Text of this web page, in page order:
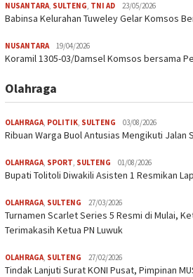
NUSANTARA, SULTENG, TNI AD 23/05/2026
Babinsa Kelurahan Tuweley Gelar Komsos
NUSANTARA 19/04/2026
Koramil 1305-03/Damsel Komsos bersama
Olahraga
OLAHRAGA POLITIK SULTENG 03/08/2026
Ribuan Warga Buol Antusias Mengikuti Jalan
OLAHRAGA SPORT SULTENG 01/08/2026
Bupati Tolitoli Diwakili Asisten 1 Resmikan
OLAHRAGA SULTENG 27/03/2026
Turnamen Scarlet Series 5 Resmi di Mulai,
Terimakasih Ketua PN Luwuk
OLAHRAGA SULTENG 27/02/2026
Tindak Lanjuti Surat KONI Pusat, Pimpinan